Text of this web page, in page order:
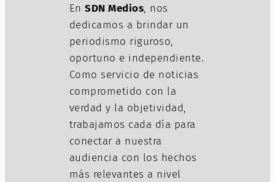
En SDN Medios, nos
dedicamos a brindar un
periodismo riguroso,
oportuno e independiente.
Como servicio de noticias
comprometido con la
verdad y la objetividad,
trabajamos cada día para
conectar a nuestra
audiencia con los hechos
más relevantes a nivel